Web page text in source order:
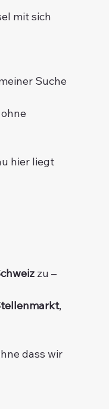
mit sich
Suche
hier liegt
zu –
,
dass wir